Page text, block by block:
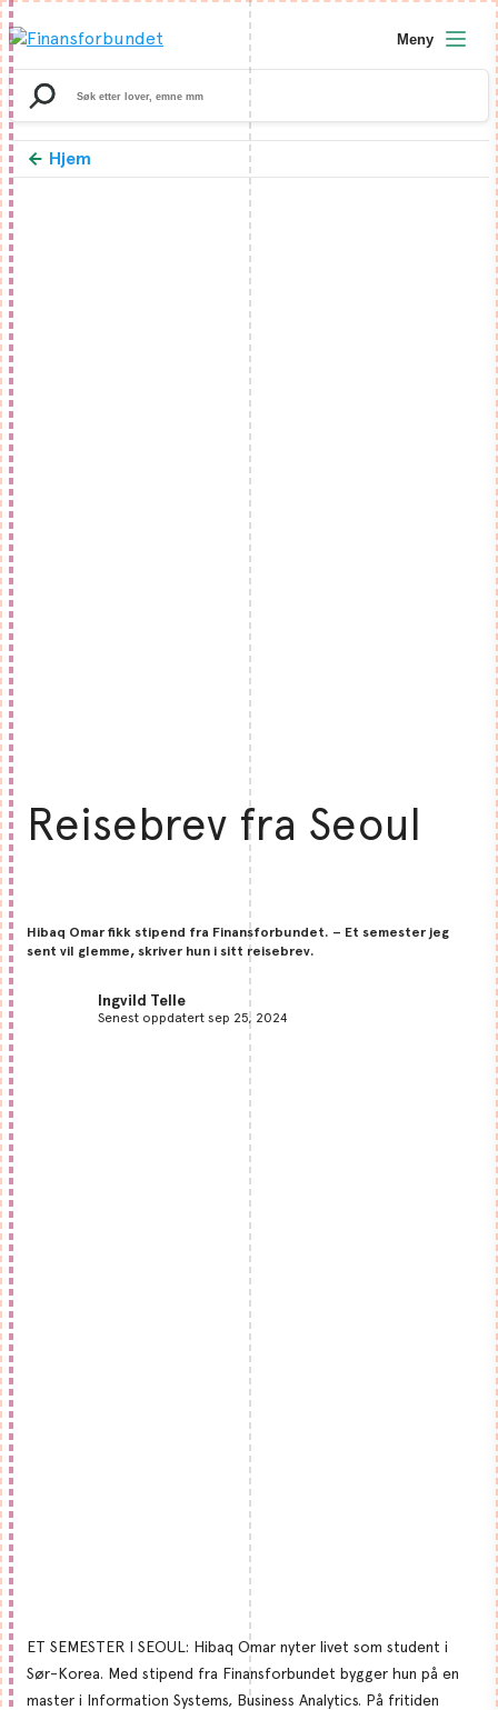
Search
for:
Meny
Hjem
Reisebrev fra Seoul
Hibaq Omar fikk stipend fra Finansforbundet. – Et semester jeg
sent vil glemme, skriver hun i sitt reisebrev.
Ingvild Telle
Senest oppdatert sep 25, 2024
ET SEMESTER I SEOUL: Hibaq Omar nyter livet som student i
Sør-Korea. Med stipend fra Finansforbundet bygger hun på en
master i Information Systems, Business Analytics. På fritiden